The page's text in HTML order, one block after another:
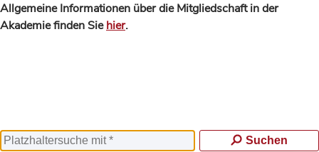
Allgemeine Informationen über die Mitgliedschaft in der
Akademie finden Siehier.
Suchen